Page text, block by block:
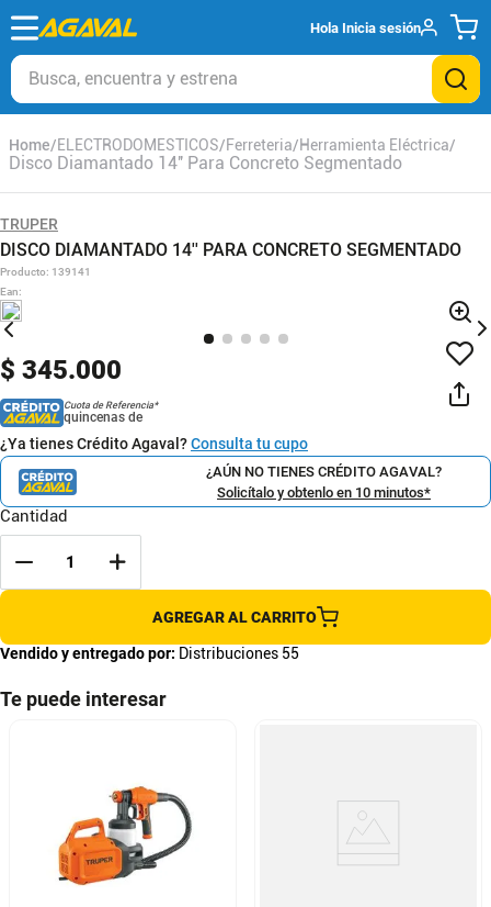
Hola Inicia sesión
Busca, encuentra y estrena
ELECTRODOMESTICOS Ferreteria Herramienta Eléctrica
Disco Diamantado 14'' Para Concreto Segmentado
TRUPER
DISCO DIAMANTADO 14'' PARA CONCRETO SEGMENTADO
Producto: 139141
Ean:
$ 345.000
Cuota de Referencia*
quincenas de
¿Ya tienes Crédito Agaval?Consulta tu cupo
¿AÚN NO TIENES CRÉDITO AGAVAL?
Solicítalo y obtenlo en 10 minutos*
Cantidad
AGREGAR AL CARRITO
Vendido y entregado por: Distribuciones 55
Te puede interesar